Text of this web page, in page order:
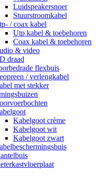
Luidspeakersnoer
Stuurstroomkabel
/ coax kabel
Utp kabel & toebehoren
Coax kabel & toebehoren
& video
draad
flexbuis
/ verlengkabel
met stekker
Kabelgoot crème
Kabelgoot wit
Kabelgoot zwart